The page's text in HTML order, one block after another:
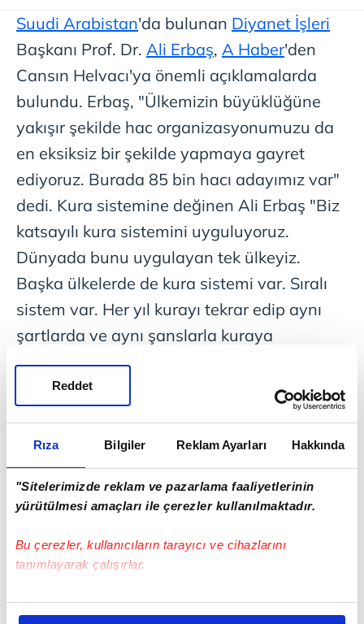
Rıza Bilgiler Reklam Ayarları Hakkında
"Sitelerimizde reklam ve pazarlama faaliyetlerinin
yürütülmesi amaçları ile çerezler kullanılmaktadır.
Bu çerezler, kullanıcıların tarayıcı ve cihazlarını
tanımlayarak çalışırlar.
Bu çerezlere izin vermeniz halinde sizlere özel
Reddet
Suudi Arabistan'da bulunan Diyanet İşleri
Başkanı Prof. Dr. Ali Erbaş, A Haber'den
Cansın Helvacı'ya önemli açıklamalarda
bulundu. Erbaş, "Ülkemizin büyüklüğüne
yakışır şekilde hac organizasyonumuzu da
en eksiksiz bir şekilde yapmaya gayret
ediyoruz. Burada 85 bin hacı adayımız var"
dedi. Kura sistemine değinen Ali Erbaş "Biz
katsayılı kura sistemini uyguluyoruz.
Dünyada bunu uygulayan tek ülkeyiz.
Başka ülkelerde de kura sistemi var. Sıralı
sistem var. Her yıl kurayı tekrar edip aynı
şartlarda ve aynı şanslarla kuraya
vatandaşını koyan ülkeler var.
Bizim katsayı sistemimiz bana göre en adil
sistemlerden birisi. Bizim şu an itibarıyla 1